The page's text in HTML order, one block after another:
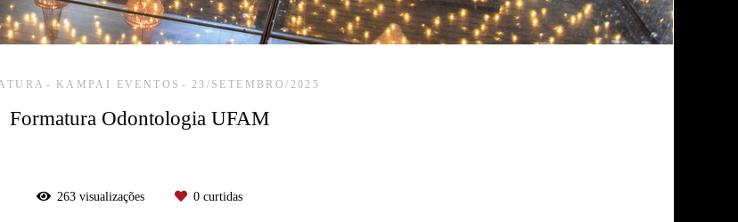
KAMPAI EVENTOS 23/SETEMBRO/2025
Formatura Odontologia UFAM
263visualizações 0curtidas